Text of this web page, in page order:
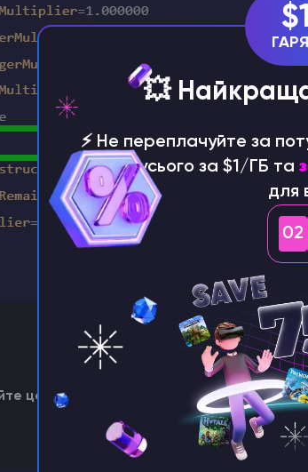
цей пароль, якщо не бажаєте робити
💥
⚡️ Не переплачуйте за
сервер усього за $1/ГБ та
для
02